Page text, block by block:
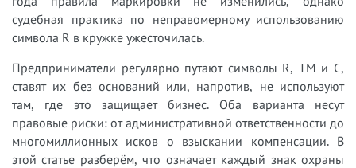
судебная практика по неправомерному использованию
символа R в кружке ужесточилась.
Предприниматели регулярно путают символы R, TM и C,
ставят их без оснований или, напротив, не используют
там, где это защищает бизнес. Оба варианта несут
правовые риски: от административной ответственности до
многомиллионных исков о взыскании компенсации. В
этой статье разберём, что означает каждый знак охраны